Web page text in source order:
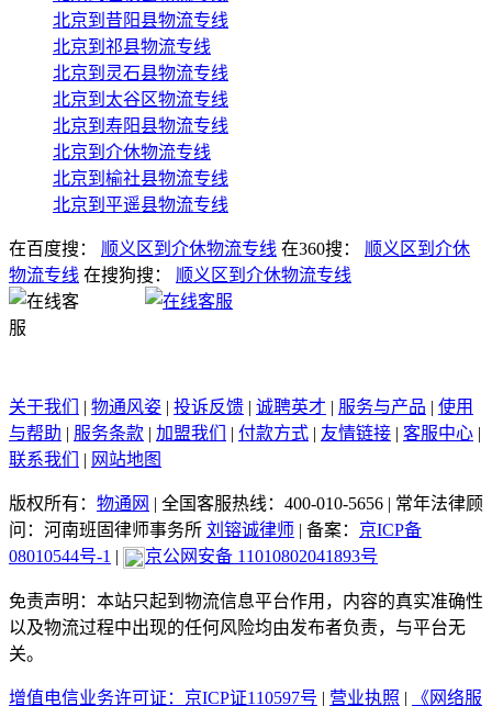
北京到昔阳县物流专线
北京到祁县物流专线
北京到灵石县物流专线
北京到太谷区物流专线
北京到寿阳县物流专线
北京到介休物流专线
北京到榆社县物流专线
北京到平遥县物流专线
在百度搜： 顺义区到介休物流专线 在360搜：
顺义区到介休
物流专线 在搜狗搜： 顺义区到介休物流专线
关于我们 | 物通风姿 | 投诉反馈 | 诚聘英才 | 服务与产品 | 使用
与帮助 | 服务条款 | 加盟我们 | 付款方式 | 友情链接 | 客服中心 |
联系我们
| 网站地图
版权所有： 物通网 | 全国客服热线：400-010-5656 | 常年法律顾
问：河南班固律师事务所 刘镕诚律师 | 备案： 京ICP备
08010544号-1 | 京公网安备 11010802041893号
免责声明：本站只起到物流信息平台作用，内容的真实准确性
以及物流过程中出现的任何风险均由发布者负责，与平台无
关。
增值电信业务许可证：京ICP证110597号 | 营业执照 | 《网络服